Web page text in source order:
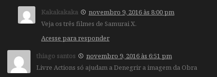
Kakakakaka
novembro 9, 2016 às 8:00 pm
Veja os três filmes de Samurai X.
Acesse para responder
thiago santos
novembro 9, 2016 às 6:51 pm
Livre Actions só ajudam a Denegrir a imagem da Obra